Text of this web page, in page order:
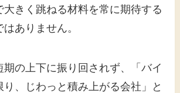
大きく跳ねる材料を常に期待する
ありません。
期の上下に振り回されず、「バイ
り、じわっと積み上がる会社」と